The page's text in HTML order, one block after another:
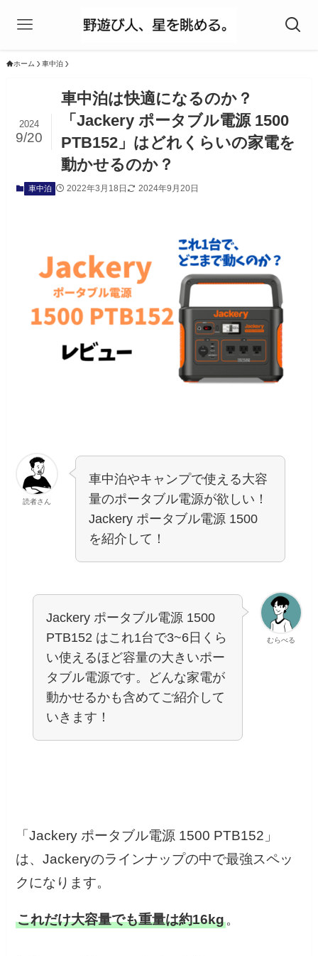
ホーム 車中泊
車中泊は快適になるのか？
「Jackery ポータブル電源 1500
PTB152」はどれくらいの家電を
動かせるのか？
2024
9/20
車中泊 2022年3月18日 2024年9月20日
読者さん
車中泊やキャンプで使える大容
量のポータブル電源が欲しい！
Jackery ポータブル電源 1500
を紹介して！
むらべる
Jackery ポータブル電源 1500
PTB152 はこれ1台で3~6日くら
い使えるほど容量の大きいポー
タブル電源です。どんな家電が
動かせるかも含めてご紹介して
いきます！
「Jackery ポータブル電源 1500 PTB152」
は、Jackeryのラインナップの中で最強スペッ
クになります。
これだけ大容量でも重量は約16kg。